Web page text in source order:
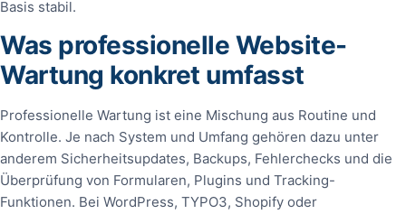
Basis stabil.
Was professionelle Website-
Wartung konkret umfasst
Professionelle Wartung ist eine Mischung aus Routine und
Kontrolle. Je nach System und Umfang gehören dazu unter
anderem Sicherheitsupdates, Backups, Fehlerchecks und die
Überprüfung von Formularen, Plugins und Tracking-
Funktionen. Bei WordPress, TYPO3, Shopify oder